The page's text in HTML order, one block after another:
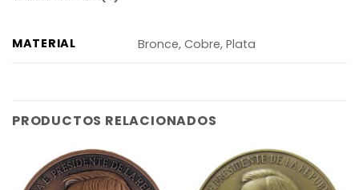
MATERIAL Bronce, Cobre, Plata
PRODUCTOS RELACIONADOS